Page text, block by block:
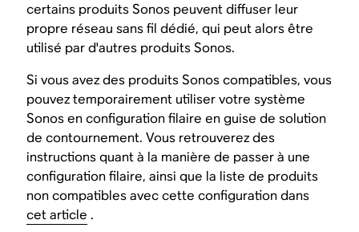
certains produits Sonos peuvent diffuser leur
propre réseau sans fil dédié, qui peut alors être
utilisé par d'autres produits Sonos.
Si vous avez des produits Sonos compatibles, vous
pouvez temporairement utiliser votre système
Sonos en configuration filaire en guise de solution
de contournement. Vous retrouverez des
instructions quant à la manière de passer à une
configuration filaire, ainsi que la liste de produits
non compatibles avec cette configuration dans
cet article .